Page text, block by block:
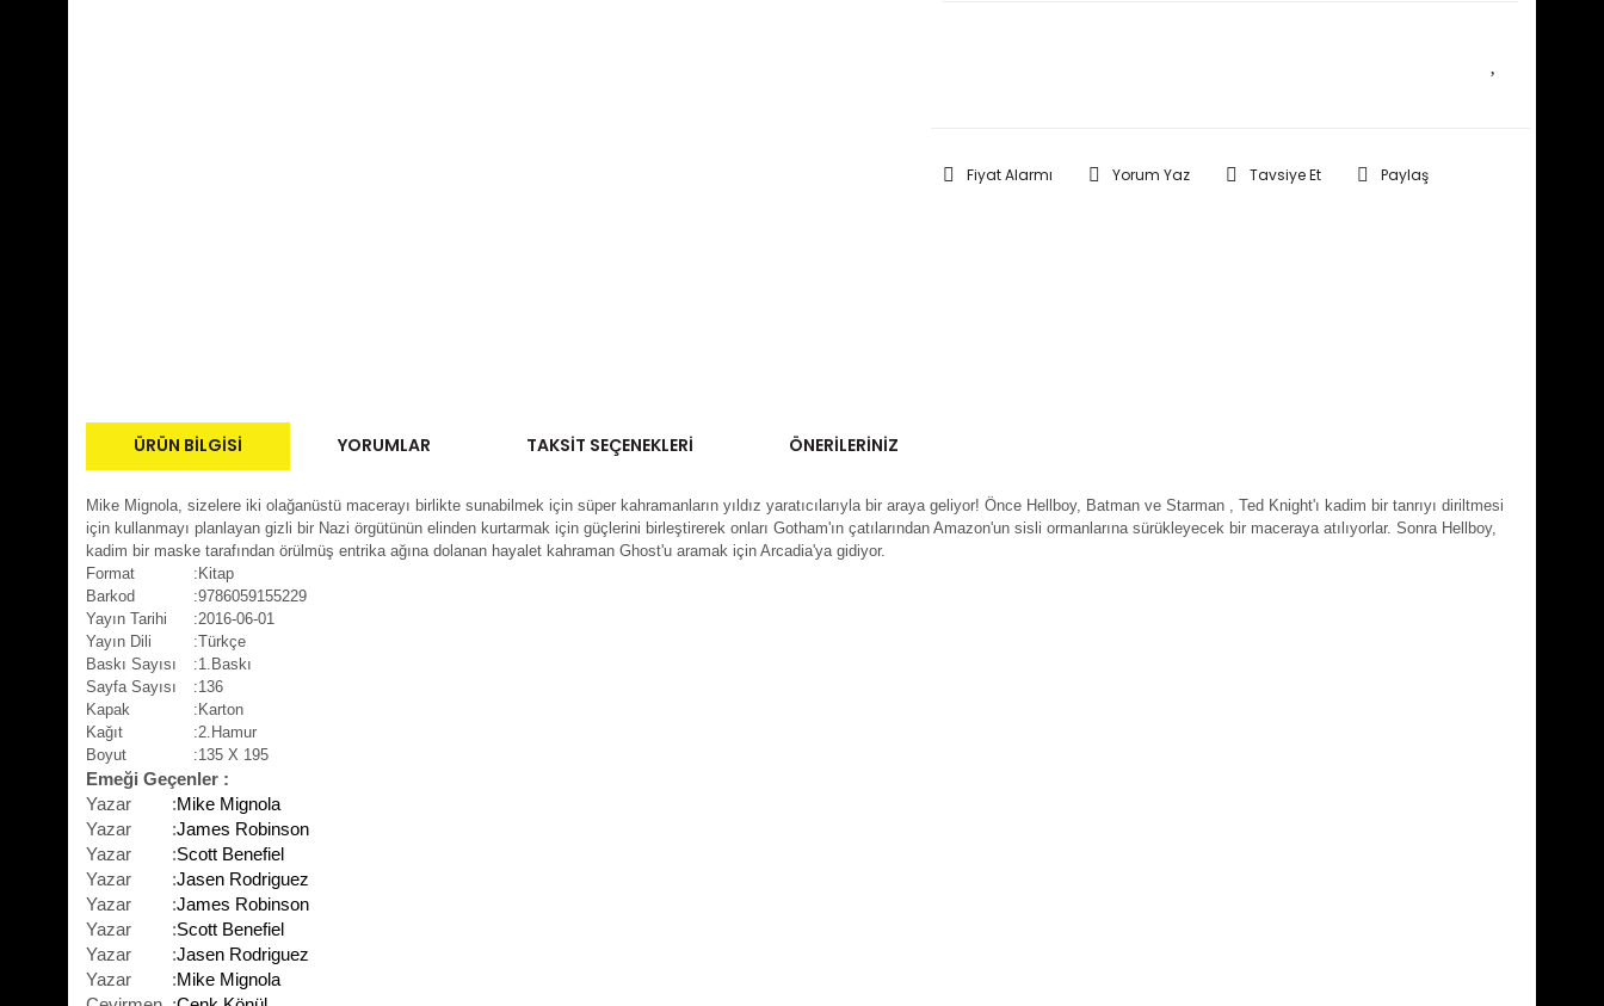
Fiyat Alarmı Yorum Yaz Tavsiye Et Paylaş
ÜRÜN BILGISI YORUMLAR TAKSIT SEÇENEKLERI ÖNERILERINIZ
Mike Mignola, sizelere iki olağanüstü macerayı birlikte sunabilmek için süper kahramanların yıldız yaratıcılarıyla bir araya geliyor! Önce Hellboy, Batman ve Starman , Ted Knight'ı kadim bir tanrıyı diriltmesi
için kullanmayı planlayan gizli bir Nazi örgütünün elinden kurtarmak için güçlerini birleştirerek onları Gotham'ın çatılarından Amazon'un sisli ormanlarına sürükleyecek bir maceraya atılıyorlar. Sonra Hellboy,
kadim bir maske tarafından örülmüş entrika ağına dolanan hayalet kahraman Ghost'u aramak için Arcadia'ya gidiyor.
Format
:Kitap
Barkod
:9786059155229
Yayın Tarihi
:2016-06-01
Yayın Dili
:Türkçe
Baskı Sayısı
:1.Baskı
Sayfa Sayısı
:136
Kapak
:Karton
Kağıt
:2.Hamur
Boyut
:135 X 195
Emeği Geçenler :
Yazar
:Mike Mignola
Yazar
:James Robinson
Yazar
:Scott Benefiel
Yazar
:Jasen Rodriguez
Yazar
:James Robinson
Yazar
:Scott Benefiel
Yazar
:Jasen Rodriguez
Yazar
:Mike Mignola